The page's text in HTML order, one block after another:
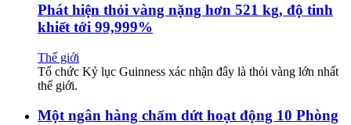
Phát hiện thỏi vàng nặng hơn 521 kg, độ tinh
khiết tới 99,999%
Thế giới
Tổ chức Kỷ lục Guinness xác nhận đây là thỏi vàng lớn nhất
thế giới.
Một ngân hàng chấm dứt hoạt động 10 Phòng